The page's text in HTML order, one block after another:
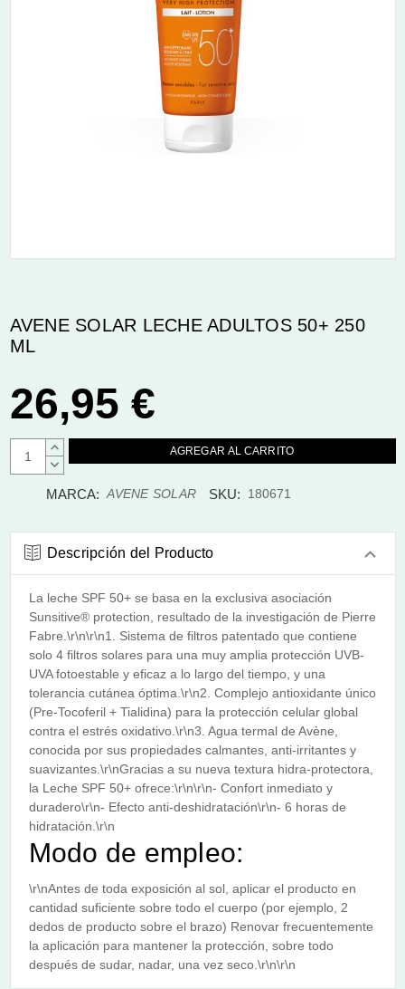
AVENE SOLAR LECHE ADULTOS 50+ 250
ML
26,95 €
AUMENTAR
CANTIDAD:
DISMINUIR
MARCA: AVENE SOLAR SKU: 180671
Descripción del Producto
La leche SPF 50+ se basa en la exclusiva asociación
Sunsitive® protection, resultado de la investigación de Pierre
Fabre.\r\n\r\n1. Sistema de filtros patentado que contiene
solo 4 filtros solares para una muy amplia protección UVB-
UVA fotoestable y eficaz a lo largo del tiempo, y una
tolerancia cutánea óptima.\r\n2. Complejo antioxidante único
(Pre-Tocoferil + Tialidina) para la protección celular global
contra el estrés oxidativo.\r\n3. Agua termal de Avène,
conocida por sus propiedades calmantes, anti-irritantes y
suavizantes.\r\nGracias a su nueva textura hidra-protectora,
la Leche SPF 50+ ofrece:\r\n\r\n- Confort inmediato y
duradero\r\n- Efecto anti-deshidratación\r\n- 6 horas de
hidratación.\r\n
Modo de empleo:
\r\nAntes de toda exposición al sol, aplicar el producto en
cantidad suficiente sobre todo el cuerpo (por ejemplo, 2
dedos de producto sobre el brazo) Renovar frecuentemente
la aplicación para mantener la protección, sobre todo
después de sudar, nadar, una vez seco.\r\n\r\n